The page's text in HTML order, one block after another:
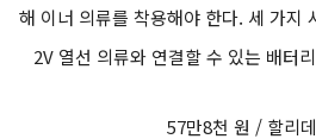
해 이너 의류를 착용해야 한다. 세 가지
2V 열선 의류와 연결할 수 있는 배터
57만8천 원 / 할리